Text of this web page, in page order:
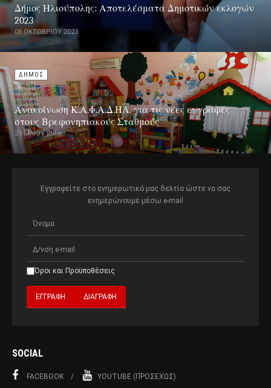
Δήμος Ηλιούπολης: Αποτελέσματα Δημοτικών εκλογών
2023
08 ΟΚΤΩΒΡΊΟΥ 2023
ΔΗΜΟΣ
Ανακοίνωση Κ.Α.Φ.Α.Δ.ΗΛ. για τις νέες εγγραφές
στους Βρεφονηπιακούς Σταθμούς
29 ΜΑΪ́ΟΥ 2016
Εγγραφείτε στο ενημερωτικό μας δελτίο ώστε να σας
ενημερώνουμε μέσω e-mail
Όροι και Προϋποθέσεις
SOCIAL
FACEBOOK YOUTUBE (ΠΡΟΣΕΧΏΣ)